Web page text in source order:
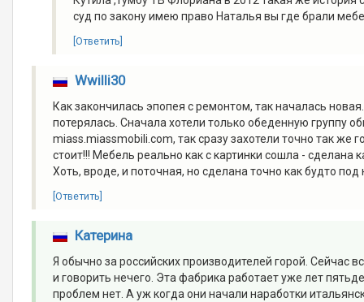
суд по закону имею право Наталья вы где брали
[Ответить]
Wwilli30
Как закончилась эпопея с ремонтом, так началась
потерялась. Сначала хотели только обеденную группу
miass.miassmobili.com, так сразу захотели точно так же
стоит!!! Мебель реально как с картинки сошла -
Хоть, вроде, и поточная, но сделана точно как будто
[Ответить]
Катерина
Я обычно за российских производителей горой.
и говорить нечего. Эта фабрика работает уже лет
проблем нет. А уж когда они начали наработки